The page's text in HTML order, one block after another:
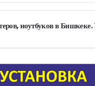
ноутбуков в Бишкеке.